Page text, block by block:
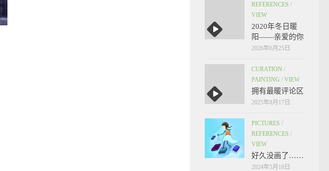
REFERENCES /
VIEW
2020年冬日暖
阳——亲爱的你
2026年6月25日
CURATION /
PAINTING / VIEW
拥有最暖评论区
2025年8月17日
PICTURES /
REFERENCES /
VIEW
好久没画了……
2024年5月18日